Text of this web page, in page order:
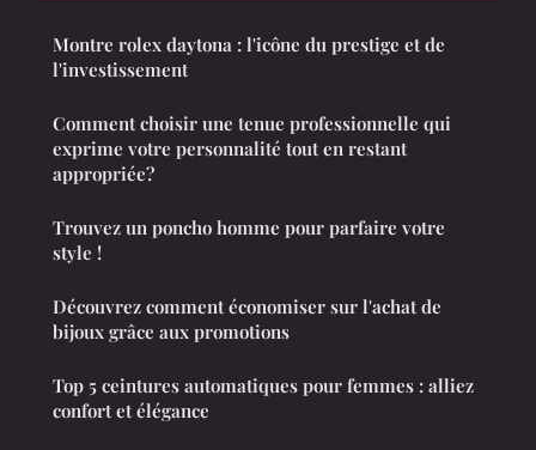
Montre rolex daytona : l'icône du prestige et de
l'investissement
Comment choisir une tenue professionnelle qui
exprime votre personnalité tout en restant
appropriée?
Trouvez un poncho homme pour parfaire votre
style !
Découvrez comment économiser sur l'achat de
bijoux grâce aux promotions
Top 5 ceintures automatiques pour femmes : alliez
confort et élégance